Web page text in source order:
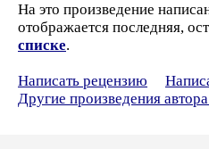
На это произведение
отображается последняя,
списке.
Написать рецензию
Другие произведения